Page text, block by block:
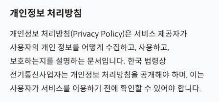
파일 및 디스크 암호화
클라우드 저장소
메모 및 노트, PKM
인공지능(AI & LLM)
개인정보 처리방침
개인정보 처리방침(Privacy Policy)은 서비스 제공자가
사용자의 개인 정보를 어떻게 수집하고, 사용하고,
보호하는지를 설명하는 문서입니다. 한국 법령상
전기통신사업자는 개인정보 처리방침을 공개해야 하며, 이는
사용자가 서비스를 이용하기 전에 확인할 수 있어야 합니다.